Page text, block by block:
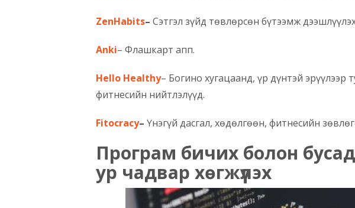
ZenHabits– Сэтгэл зүйд төвлөрсөн бүтээмж
Anki– Флашкарт апп.
Hello Healthy– Богино хугацаанд, үр дүнтэй эрүүлээр
фитнесийн нийтлэлүүд.
Fitocracy– Үнэгүй дасгал, хөдөлгөөн, фитнесийн
Програм бичих болон
ур чадвар хөгжүүлэх